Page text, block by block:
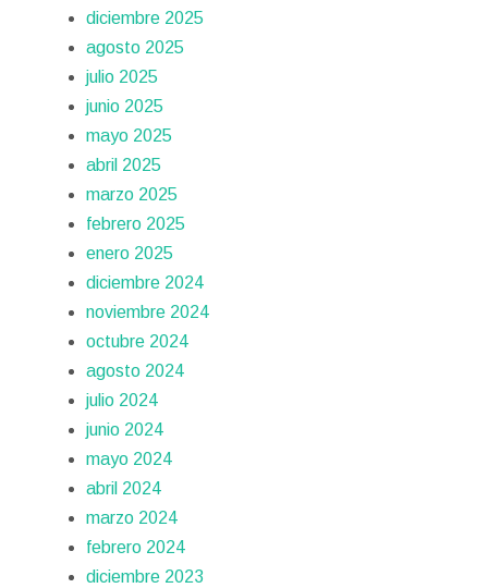
diciembre 2025
agosto 2025
julio 2025
junio 2025
mayo 2025
abril 2025
marzo 2025
febrero 2025
enero 2025
diciembre 2024
noviembre 2024
octubre 2024
agosto 2024
julio 2024
junio 2024
mayo 2024
abril 2024
marzo 2024
febrero 2024
diciembre 2023